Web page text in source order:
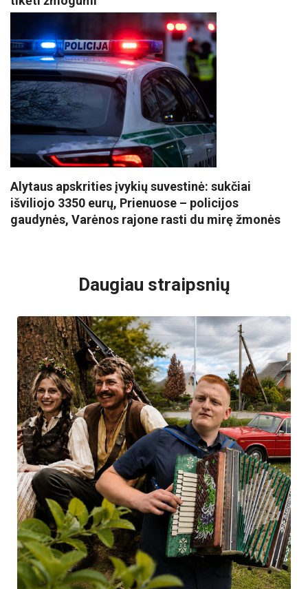
Alytaus apskrities įvykių suvestinė: sukčiai
išviliojo 3350 eurų, Prienuose – policijos
gaudynės, Varėnos rajone rasti du mirę žmonės
Daugiau straipsnių